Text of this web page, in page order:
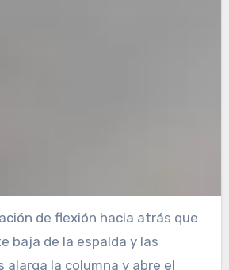
de flexión hacia atrás que
baja de la espalda y las
alarga la columna y abre el